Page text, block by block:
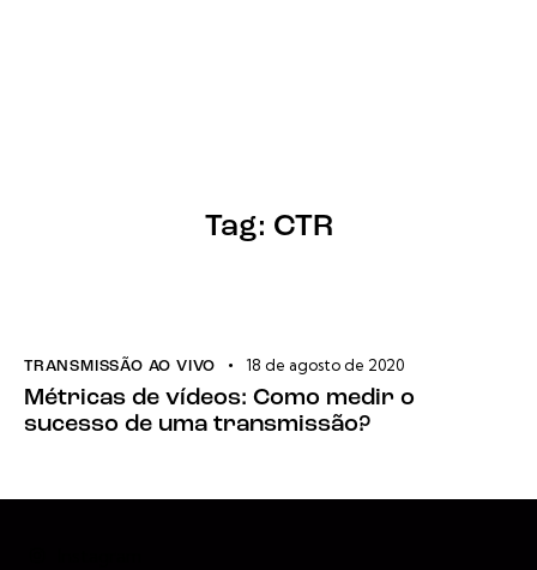
Tag: CTR
TRANSMISSÃO AO VIVO 18 de agosto de 2020
Métricas de vídeos: Como medir o
sucesso de uma transmissão?